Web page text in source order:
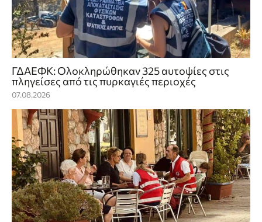
ΓΔΑΕΦΚ: Ολοκληρώθηκαν 325 αυτοψίες στις
πληγείσες από τις πυρκαγιές περιοχές
07.08.2026